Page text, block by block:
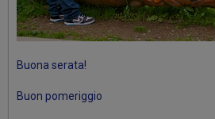
Buona serata!
Buon pomeriggio